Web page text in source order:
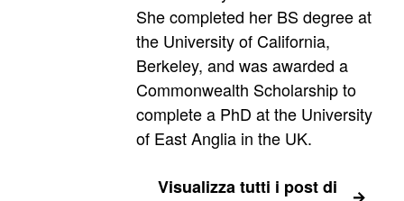
She completed her BS degree at
the University of California,
Berkeley, and was awarded a
Commonwealth Scholarship to
complete a PhD at the University
of East Anglia in the UK.
Visualizza tutti i post di